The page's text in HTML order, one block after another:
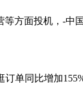
方面投机，-中
单同比增加